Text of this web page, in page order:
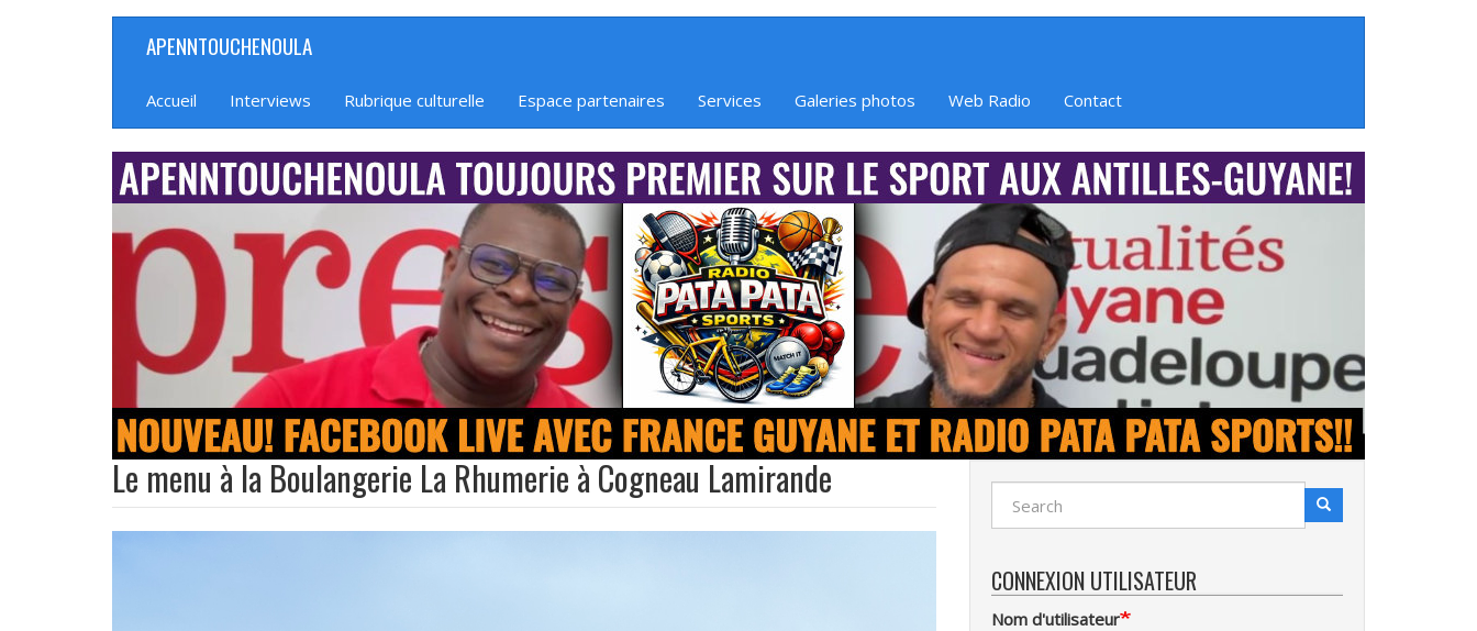
APENNTOUCHENOULA
Navigation
Accueil Interviews Rubrique culturelle Espace partenaires Services Galeries photos Web Radio Contact
banniere_img
Le menu à la Boulangerie La Rhumerie à Cogneau Lamirande
Recherche Search
CONNEXION UTILISATEUR
Nom d'utilisateur